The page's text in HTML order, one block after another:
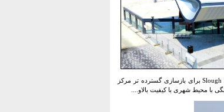
جدید Slough بسیار خوشحال است. این طرح ، که در رقابت محدود به دست آمده ، اولین عنصر دیدگاه شورای Slough Borough برای بازسازی گسترده تر مرکز